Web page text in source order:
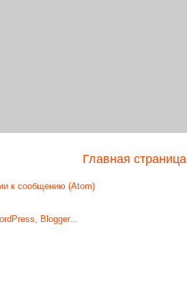
Главная страница
к сообщению (Atom)